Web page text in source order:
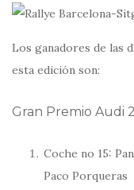
Los ganadores de las
esta edición son:
Gran Premio Audi
Coche no 15:
Paco Porqueras